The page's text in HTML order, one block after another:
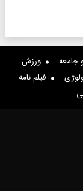
ورزش
فیلم نامه